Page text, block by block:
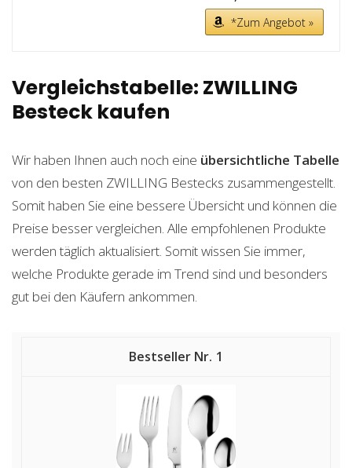
*Zum Angebot »
Vergleichstabelle: ZWILLING
Besteck kaufen
Wir haben Ihnen auch noch eine übersichtliche Tabelle
von den besten ZWILLING Bestecks zusammengestellt.
Somit haben Sie eine bessere Übersicht und können die
Preise besser vergleichen. Alle empfohlenen Produkte
werden täglich aktualisiert. Somit wissen Sie immer,
welche Produkte gerade im Trend sind und besonders
gut bei den Käufern ankommen.
1